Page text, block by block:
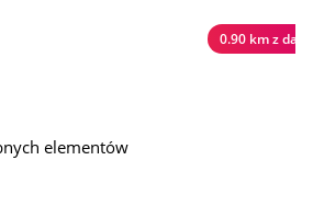
0.90 km z dala
elementów